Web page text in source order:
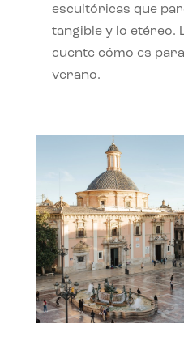
escultóricas que
tangible y lo etéreo.
cuente cómo es
verano.